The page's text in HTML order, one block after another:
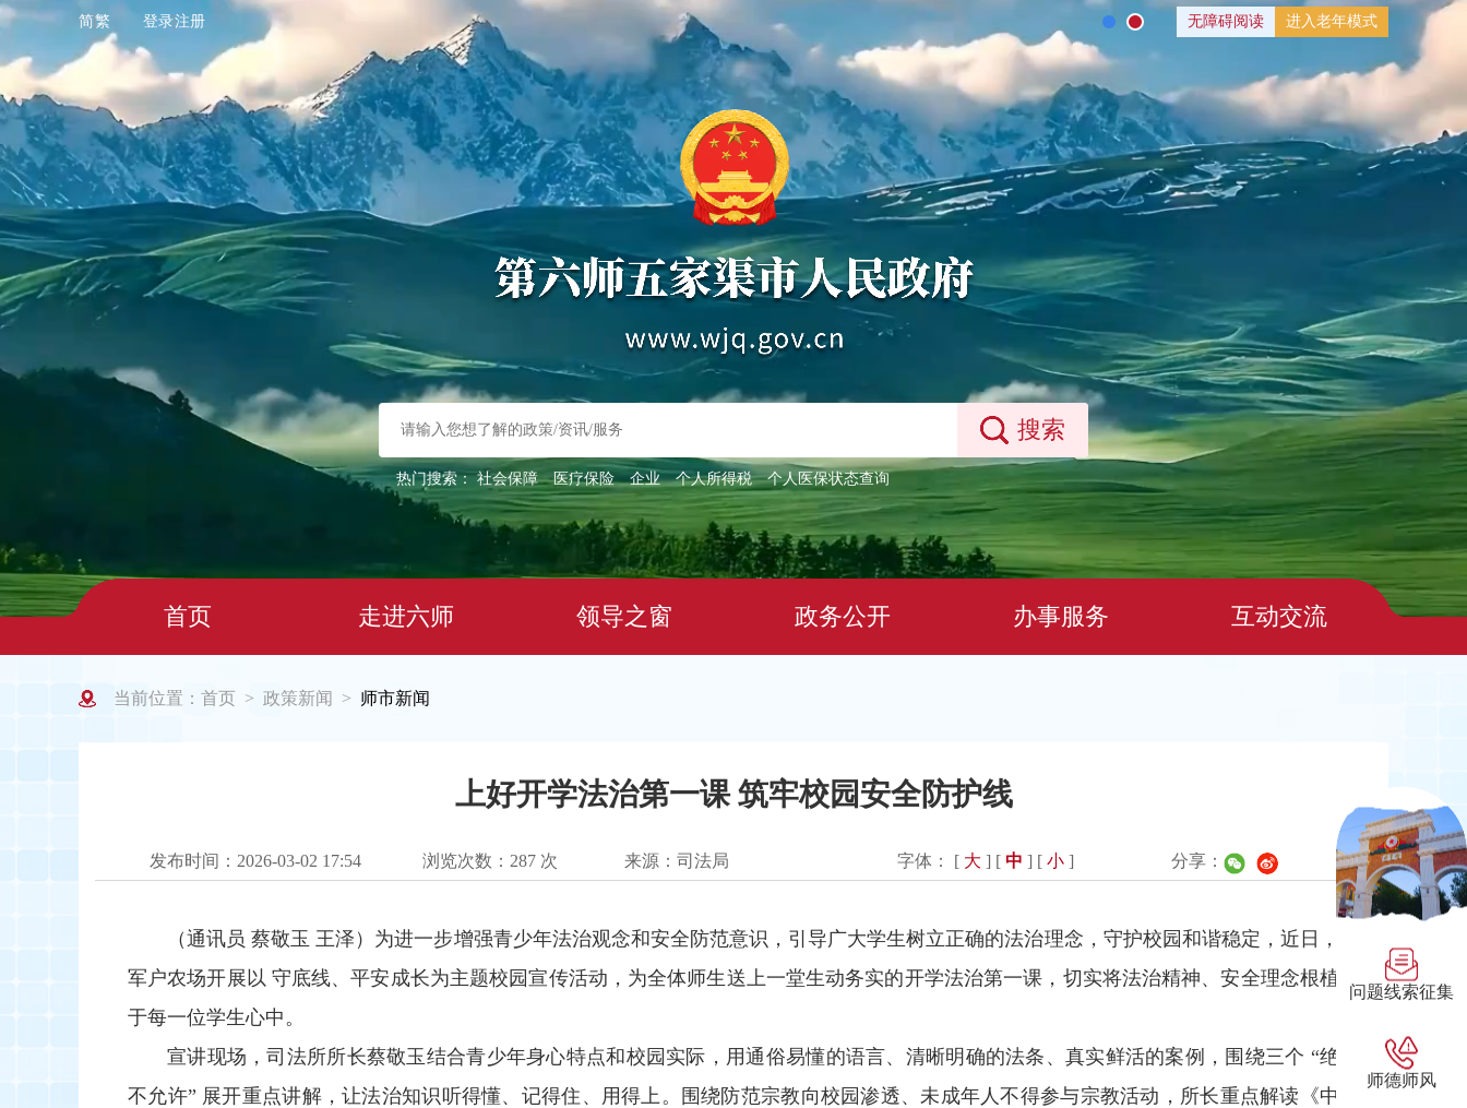
简繁 登录注册 无障碍阅读 进入老年模式
搜索
热门搜索： 社会保障 医疗保险 企业 个人所得税 个人医保状态查询
首页 走进六师 领导之窗 政务公开 办事服务 互动交流
当前位置： 首页 > 政策新闻 > 师市新闻
上好开学法治第一课 筑牢校园安全防护线
发布时间：2026-03-02 17:54 浏览次数： 287 次 来源：司法局 字体： [ 大 ] [中 ] [小 ] 分享：
（通讯员 蔡敬玉 王泽）为进一步增强青少年法治观念和安全防范意识，引导广大学生树立正确的法治理念，守护校园和谐稳定，近日，
军户农场开展以 守底线、平安成长为主题校园宣传活动，为全体师生送上一堂生动务实的开学法治第一课，切实将法治精神、安全理念根植
于每一位学生心中。
宣讲现场，司法所所长蔡敬玉结合青少年身心特点和校园实际，用通俗易懂的语言、清晰明确的法条、真实鲜活的案例，围绕三个 “绝
不允许” 展开重点讲解，让法治知识听得懂、记得住、用得上。围绕防范宗教向校园渗透、未成年人不得参与宗教活动，所长重点解读《中
问题线索征集
师德师风